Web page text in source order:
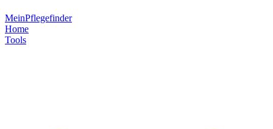
MeinPflegefinder
Home
Tools